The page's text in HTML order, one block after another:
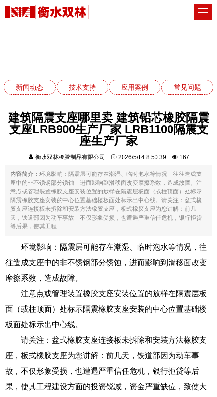
新闻动态 技术支持 应用案例 常见问题
建筑隔震支座哪里卖 建筑铅芯橡胶隔震
支座LRB900生产厂家 LRB1100隔震支
座生产厂家
衡水双林橡胶制品有限公司 2026/5/14 8:50:39 167
内容简介：环境影响：隔震层可能存在潮湿、临时泡水等情况，往往造成支
座中的非不锈钢部分锈蚀，进而影响到滑移面改变摩擦系数，造成故障。注
意点或管理装置橡胶支座安装位置的放样在隔震层板面（或柱顶面）处标示
隔震橡胶支座安装的中心位置基础楼板面处标示出中心线。请关注：盆式橡
胶支座连接板未拆除和安装方法橡胶支座，板式橡胶支座为您讲解：前几
天，铁道部因为动车事故，不仅形象受损，也遭遇严重信任危机，银行拒贷
等后果，使其工程......
环境影响：隔震层可能存在潮湿、临时泡水等情况，往
往造成支座中的非不锈钢部分锈蚀，进而影响到滑移面改变
摩擦系数，造成故障。
注意点或管理装置橡胶支座安装位置的放样在隔震层板
面（或柱顶面）处标示隔震橡胶支座安装的中心位置基础楼
板面处标示出中心线。
请关注：盆式橡胶支座连接板未拆除和安装方法橡胶支
座，板式橡胶支座为您讲解：前几天，铁道部因为动车事
故，不仅形象受损，也遭遇严重信任危机，银行拒贷等后
果，使其工程建设方面的投资锐减，资金严重缺位，致使大